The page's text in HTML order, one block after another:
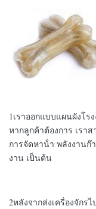
1เราออกแบบแผนผังโ
หากลูกค้าต้องการ เรา
การจัดหาน้ํา พลังงานก๊
งาน เป็นต้น
2หลังจากส่งเครื่องจักร